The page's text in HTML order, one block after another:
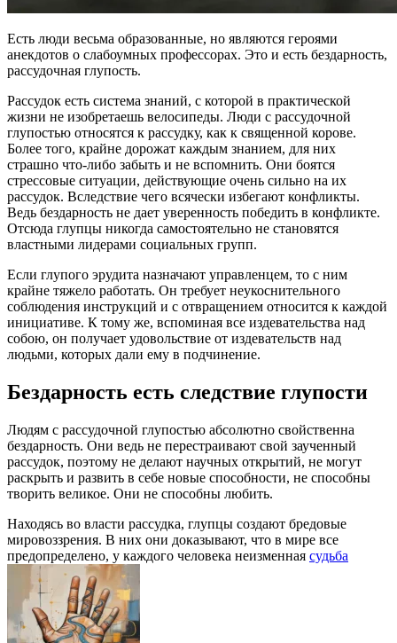
Есть люди весьма образованные, но являются героями
анекдотов о слабоумных профессорах. Это и есть бездарность,
рассудочная глупость.
Рассудок есть система знаний, с которой в практической
жизни не изобретаешь велосипеды. Люди с рассудочной
глупостью относятся к рассудку, как к священной корове.
Более того, крайне дорожат каждым знанием, для них
страшно что-либо забыть и не вспомнить. Они боятся
стрессовые ситуации, действующие очень сильно на их
рассудок. Вследствие чего всячески избегают конфликты.
Ведь бездарность не дает уверенность победить в конфликте.
Отсюда глупцы никогда самостоятельно не становятся
властными лидерами социальных групп.
Если глупого эрудита назначают управленцем, то с ним
крайне тяжело работать. Он требует неукоснительного
соблюдения инструкций и с отвращением относится к каждой
инициативе. К тому же, вспоминая все издевательства над
собою, он получает удовольствие от издевательств над
людьми, которых дали ему в подчинение.
Бездарность есть следствие глупости
Людям с рассудочной глупостью абсолютно свойственна
бездарность. Они ведь не перестраивают свой заученный
рассудок, поэтому не делают научных открытий, не могут
раскрыть и развить в себе новые способности, не способны
творить великое. Они не способны любить.
Находясь во власти рассудка, глупцы создают бредовые
мировоззрения. В них они доказывают, что в мире все
предопределено, у каждого человека неизменная судьба